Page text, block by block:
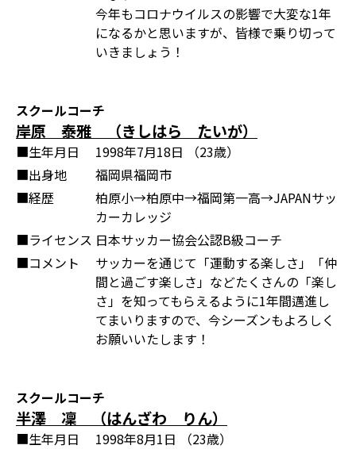
今年もコロナウイルスの影響で大変な1年
になるかと思いますが、皆様で乗り切って
いきましょう！
スクールコーチ
岸原 泰雅 （きしはら たいが）
■生年月日
1998年7月18日 （23歳）
■出身地
福岡県福岡市
■経歴
柏原小→柏原中→福岡第一高→JAPANサッ
カーカレッジ
■ライセンス 日本サッカー協会公認B級コーチ
■コメント
サッカーを通じて「運動する楽しさ」「仲
間と過ごす楽しさ」などたくさんの「楽し
さ」を知ってもらえるように1年間邁進し
てまいりますので、今シーズンもよろしく
お願いいたします！
スクールコーチ
半澤 凜 （はんざわ りん）
■生年月日
1998年8月1日 （23歳）